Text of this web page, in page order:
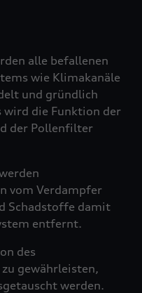
alle befallenen
wie Klimakanäle
und gründlich
die Funktion der
der Pollenfilter
vom Verdampfer
Schadstoffe damit
entfernt.
des
gewährleisten,
werden.